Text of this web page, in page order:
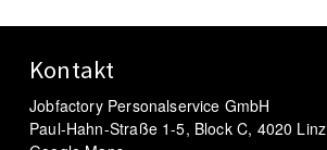
Kontakt
Jobfactory Personalservice GmbH
Paul-Hahn-Straße 1-5, Block C, 4020 Linz